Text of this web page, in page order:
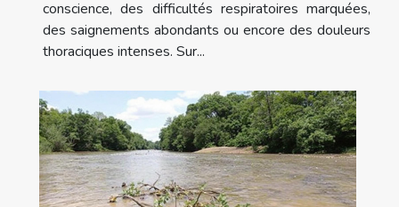
conscience, des difficultés respiratoires marquées,
des saignements abondants ou encore des douleurs
thoraciques intenses. Sur...